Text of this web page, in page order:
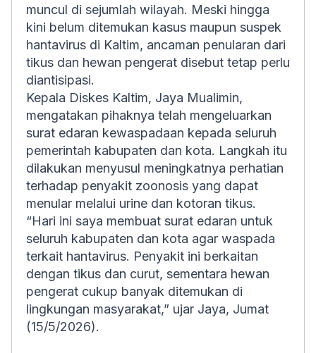
muncul di sejumlah wilayah. Meski hingga
kini belum ditemukan kasus maupun suspek
hantavirus di Kaltim, ancaman penularan dari
tikus dan hewan pengerat disebut tetap perlu
diantisipasi.
Kepala Diskes Kaltim, Jaya Mualimin,
mengatakan pihaknya telah mengeluarkan
surat edaran kewaspadaan kepada seluruh
pemerintah kabupaten dan kota. Langkah itu
dilakukan menyusul meningkatnya perhatian
terhadap penyakit zoonosis yang dapat
menular melalui urine dan kotoran tikus.
“Hari ini saya membuat surat edaran untuk
seluruh kabupaten dan kota agar waspada
terkait hantavirus. Penyakit ini berkaitan
dengan tikus dan curut, sementara hewan
pengerat cukup banyak ditemukan di
lingkungan masyarakat,” ujar Jaya, Jumat
(15/5/2026).